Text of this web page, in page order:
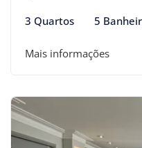
3 Quartos 5
Mais informações